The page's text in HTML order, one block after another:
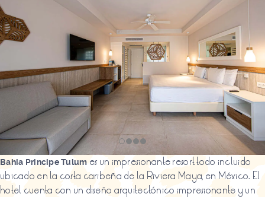
Bahia Principe Tulum es un impresionante resort todo incluido
ubicado en la costa caribeña de la Riviera Maya, en México. El
hotel cuenta con un diseño arquitectónico impresionante y un